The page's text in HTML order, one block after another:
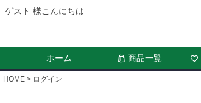
ゲスト 様こんにちは
ホーム 商品一覧
HOME ログイン